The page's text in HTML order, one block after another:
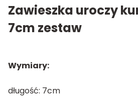
Zawieszka uroczy
7cm zestaw
Wymiary:
długość: 7cm